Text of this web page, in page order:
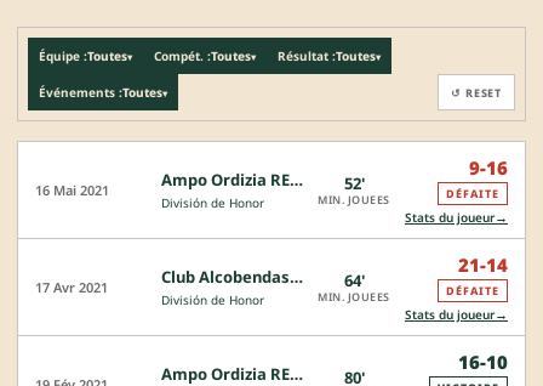
Équipe :Toutes▾ Compét. :Toutes▾ Résultat :Toutes▾
Événements :Toutes▾ ↺ RESET
16 Mai 2021 Ampo Ordizia RE - FC Barcelona
División de Honor
52'
MIN. JOUEES
9-16
DÉFAITE
Stats du joueur→
17 Avr 2021 Club Alcobendas Rugby - Ampo Ordizia RE
División de Honor
64'
MIN. JOUEES
21-14
DÉFAITE
Stats du joueur→
Ampo Ordizia RE - Club Alcobendas Rugby 80'
16-10